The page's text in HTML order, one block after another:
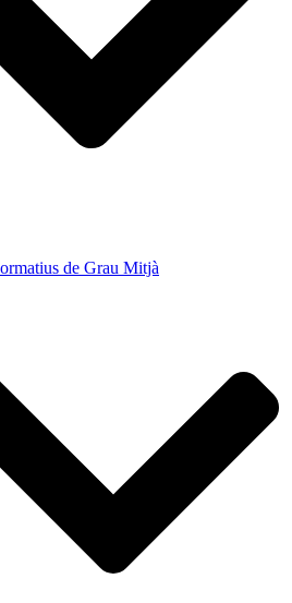
de Grau Mitjà